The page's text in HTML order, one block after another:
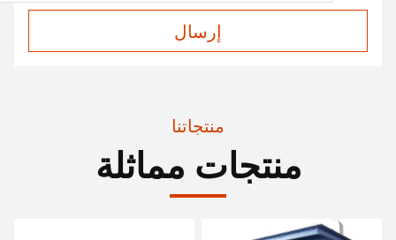
إرسال
منتجاتنا
منتجات مماثلة